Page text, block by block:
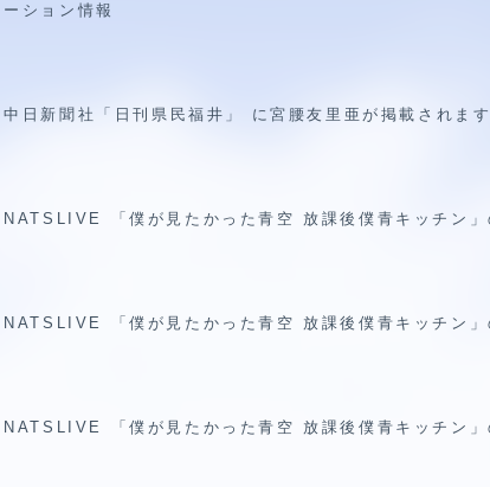
ーション情報
中日新聞社「日刊県民福井」 に宮腰友里亜が掲載されます
NATSLIVE 「僕が見たかった青空 放課後僕青キッチン」
NATSLIVE 「僕が見たかった青空 放課後僕青キッチン」
NATSLIVE 「僕が見たかった青空 放課後僕青キッチン」